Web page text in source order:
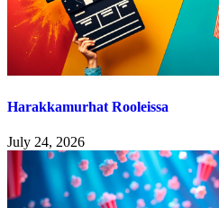
Harakkamurhat Rooleissa
July 24, 2026